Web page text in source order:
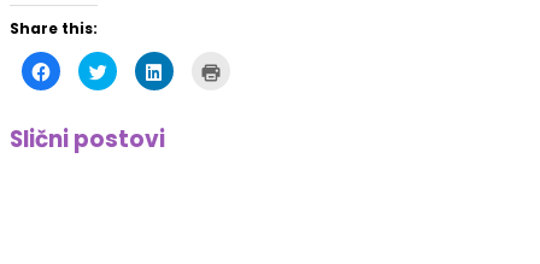
Share this:
Click
to
share
Facebook
(Opens
in
Click
to
share
(Opens
in
Click
to
Slični postovi